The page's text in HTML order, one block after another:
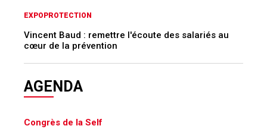
EXPOPROTECTION
Vincent Baud : remettre l'écoute des salariés au
cœur de la prévention
AGENDA
Congrès de la Self